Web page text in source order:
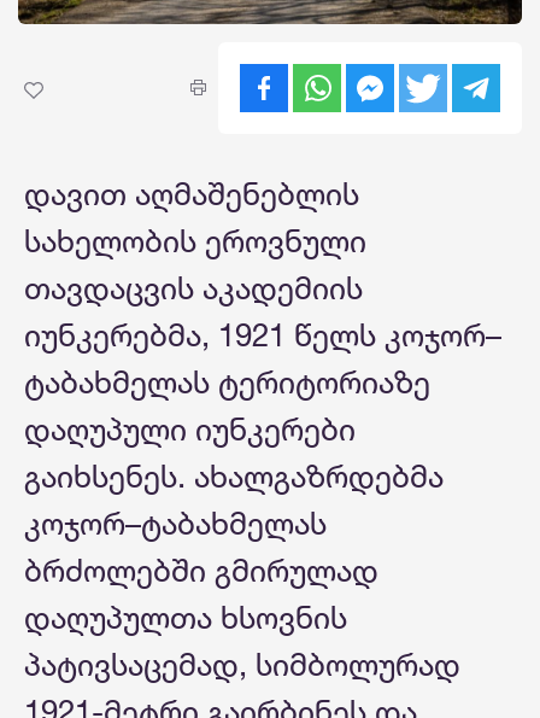
დავით აღმაშენებლის
სახელობის ეროვნული
თავდაცვის აკადემიის
იუნკერებმა, 1921 წელს კოჯორ–
ტაბახმელას ტერიტორიაზე
დაღუპული იუნკერები
გაიხსენეს. ახალგაზრდებმა
კოჯორ–ტაბახმელას
ბრძოლებში გმირულად
დაღუპულთა ხსოვნის
პატივსაცემად, სიმბოლურად